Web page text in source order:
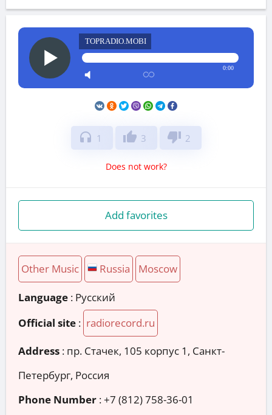
TOPRADIO.MOBI
0:00
headphones 1 thumb_up 3 thumb_down 2
Does not work?
Add favorites
Other Music Russia Moscow
Language : Русский
Official site : radiorecord.ru
Address : пр. Стачек, 105 корпус 1, Санкт-
Петербург, Россия
Phone Number :+7 (812) 758-36-01